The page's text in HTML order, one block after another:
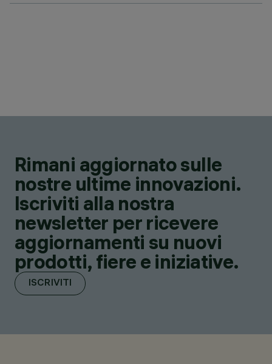
Rimani aggiornato sulle
nostre ultime innovazioni.
Iscriviti alla nostra
newsletter per ricevere
aggiornamenti su nuovi
prodotti, fiere e iniziative.
ISCRIVITI